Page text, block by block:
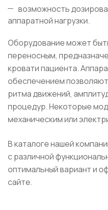
возможность
аппаратной нагрузки.
Оборудование может
переносным,
кровати пациента.
обеспечением
ритма движений,
процедур. Некоторые
механическим или
В каталоге нашей
с различной
оптимальный вариант и
сайте.